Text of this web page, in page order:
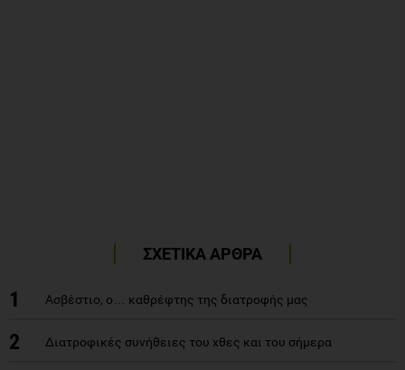
ΣΧΕΤΙΚΑ ΑΡΘΡΑ
1 Ασβέστιο, ο… καθρέφτης της διατροφής μας
2 Διατροφικές συνήθειες του χθες και του σήμερα